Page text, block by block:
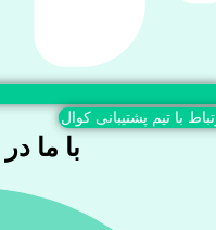
با تیم پشتیبانی کوال
با ما